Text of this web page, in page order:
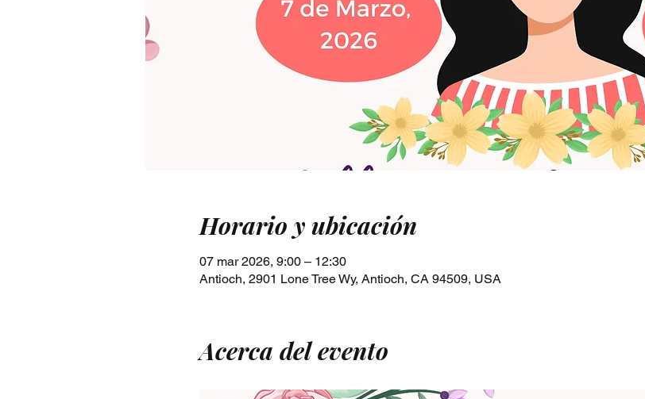
Horario y ubicación
07 mar 2026, 9:00 – 12:30
Antioch, 2901 Lone Tree Wy, Antioch, CA 94509, USA
Acerca del evento